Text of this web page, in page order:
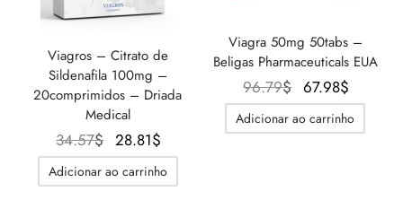
Viagros – Citrato de
Sildenafila 100mg –
20comprimidos – Driada
Medical
34.57$
O
preço
original
28.81$
preço
atual é:
Adicionar ao carrinho
Viagra 50mg 50tabs –
Beligas Pharmaceuticals EUA
96.79$
O
preço
original
67.98$
preço
atual é:
Adicionar ao carrinho